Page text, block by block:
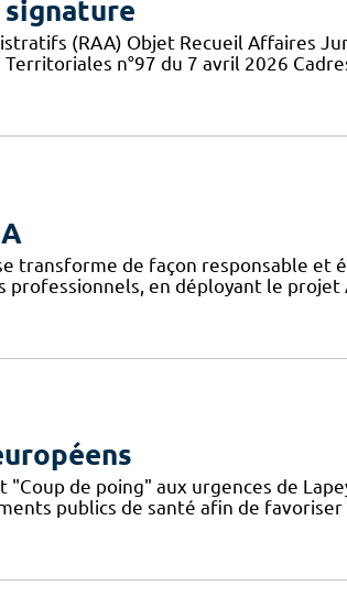
(RAA) Objet Recueil Affaires
n°97 du 7 avril 2026
transforme de façon responsable et
professionnels, en déployant le projet
"Coup de poing" aux urgences de
publics de santé afin de